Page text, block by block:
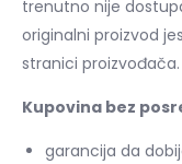
trenutno nije
originalni proizvod
stranici proizvođača.
Kupovina bez
garancija da